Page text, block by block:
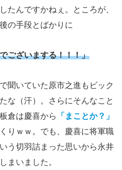
たんですかねぇ。ところが、
の手段とばかりに
ございまする！！！」
聞いていた原市之進もビック
な（汗）。さらにそんなこと
倉は慶喜から
「まことか？」
りｗｗ。でも、慶喜に将軍職
う切羽詰まった思いから永井
まいました。